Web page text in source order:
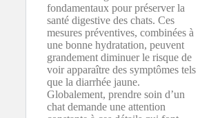
fondamentaux pour préserver la
santé digestive des chats. Ces
mesures préventives, combinées à
une bonne hydratation, peuvent
grandement diminuer le risque de
voir apparaître des symptômes tels
que la diarrhée jaune.
Globalement, prendre soin d’un
chat demande une attention